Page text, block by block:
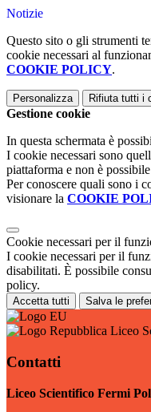
Notizie
Questo sito o gli strumenti
cookie necessari al
COOKIE POLICY.
Personalizza Rifiuta tutti i
Gestione cookie
In questa schermata è
I cookie necessari sono
piattaforma e non è
Per conoscere quali sono i
visionare la COOKIE
Cookie necessari per il
I cookie necessari per il
disabilitati. È possibile
policy.
Accetta tutti Salva le
Liceo
Contatti
Liceo Scientifico Fermi